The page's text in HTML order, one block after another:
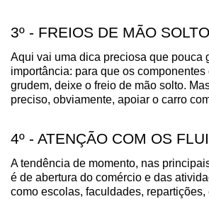
3º - FREIOS DE MÃO SOLTO
Aqui vai uma dica preciosa que pouca
importância: para que os
grudem, deixe o freio de mão solto.
preciso, obviamente, apoiar o carro
4º - ATENÇÃO COM OS
A tendência de momento, nas
é de abertura do comércio e das
como escolas, faculdades, repartições,